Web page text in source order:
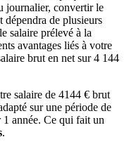
journalier, convertir le
de plusieurs
salaire prélevé à la
avantages liés à votre
brut en net sur 4 144
salaire de 4144 € brut
sur une période de
1 année. Ce qui fait un
.